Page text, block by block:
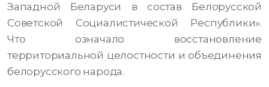
Западной Беларуси в состав Белорусской
Советской Социалистической Республики».
Что означало восстановление
территориальной целостности и объединения
белорусского народа.